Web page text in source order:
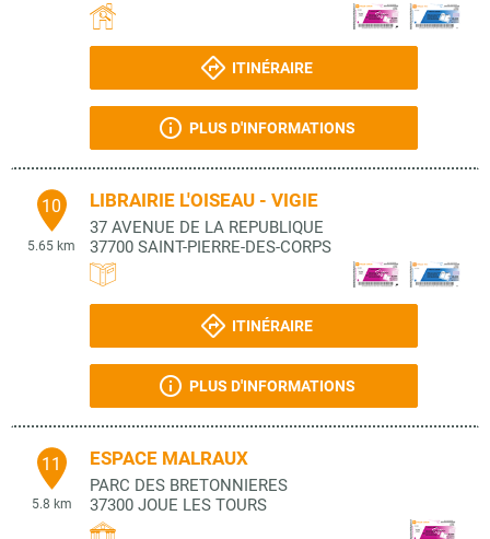
ITINÉRAIRE
PLUS D'INFORMATIONS
10
5.65 km
LIBRAIRIE L'OISEAU - VIGIE
37 AVENUE DE LA REPUBLIQUE
37700 SAINT-PIERRE-DES-CORPS
ITINÉRAIRE
PLUS D'INFORMATIONS
11
5.8 km
ESPACE MALRAUX
PARC DES BRETONNIERES
37300 JOUE LES TOURS